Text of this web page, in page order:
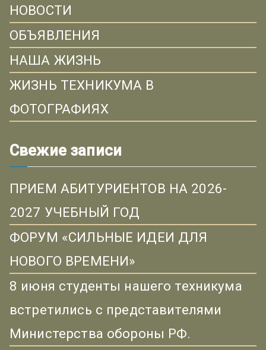
НОВОСТИ
ОБЪЯВЛЕНИЯ
НАША ЖИЗНЬ
ЖИЗНЬ ТЕХНИКУМА В
ФОТОГРАФИЯХ
Свежие записи
ПРИЕМ АБИТУРИЕНТОВ НА 2026-
2027 УЧЕБНЫЙ ГОД
ФОРУМ «СИЛЬНЫЕ ИДЕИ ДЛЯ
НОВОГО ВРЕМЕНИ»
8 июня студенты нашего техникума
встретились с представителями
Министерства обороны РФ.